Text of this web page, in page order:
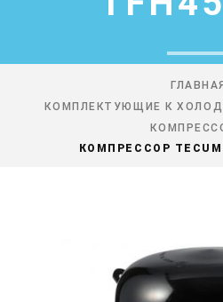
КОМПЛЕКТУЮЩИЕ К
КОМПРЕССОР